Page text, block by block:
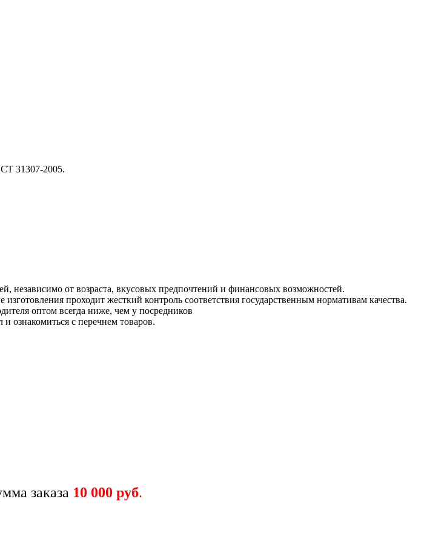
31307-2005.
независимо от возраста, вкусовых предпочтений и финансовых возможностей.
проходит жесткий контроль соответствия государственным нормативам качества.
оптом всегда ниже, чем у посредников
ознакомиться с перечнем товаров.
заказа 10 000 руб.